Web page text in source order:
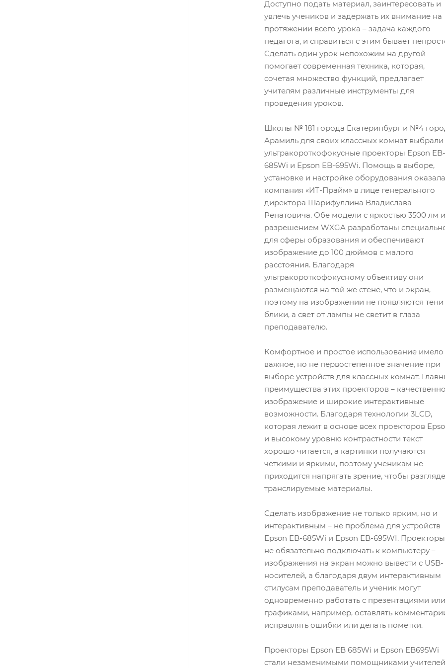
Доступно подать материал, заинтересовать и
увлечь учеников и задержать их внимание на
протяжении всего урока – задача каждого
педагога, и справиться с этим бывает
Сделать один урок непохожим на другой
помогает современная техника, которая,
сочетая множество функций, предлагает
учителям различные инструменты для
проведения уроков.
Школы № 181 города Екатеринбург и №4
Арамиль для своих классных комнат выбрали
ультракороткофокусные проекторы Epson EB-
685Wi и Epson EB-695Wi. Помощь в выборе,
установке и настройке оборудования оказала
компания «ИТ-Прайм» в лице генерального
директора Шарифуллина Владислава
Ренатовича. Обе модели с яркостью 3500 лм и
разрешением WXGA разработаны
для сферы образования и обеспечивают
изображение до 100 дюймов с малого
расстояния. Благодаря
ультракороткофокусному объективу они
размещаются на той же стене, что и экран,
поэтому на изображении не появляются тени
блики, а свет от лампы не светит в глаза
преподавателю.
Комфортное и простое использование имело
важное, но не первостепенное значение при
выборе устройств для классных комнат.
преимущества этих проекторов –
изображение и широкие интерактивные
возможности. Благодаря технологии 3LCD,
которая лежит в основе всех проекторов
и высокому уровню контрастности текст
хорошо читается, а картинки получаются
четкими и яркими, поэтому ученикам не
приходится напрягать зрение, чтобы
транслируемые материалы.
Сделать изображение не только ярким, но и
интерактивным – не проблема для устройств
Epson EB-685Wi и Epson EB-695WI. Проекторы
не обязательно подключать к компьютеру –
изображения на экран можно вывести с USB-
носителей, а благодаря двум интерактивным
стилусам преподаватель и ученик могут
одновременно работать с презентациями или
графиками, например, оставлять
исправлять ошибки или делать пометки.
Проекторы Epson EB 685Wi и Epson EB695Wi
стали незаменимыми помощниками